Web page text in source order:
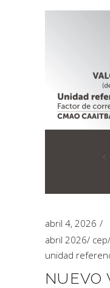
abril 4, 2026
abril 2026/ cep/
unidad
NUEVO